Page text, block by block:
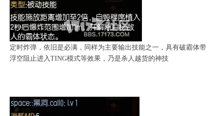
定时炸弹，依旧是必满，同样为主要输出技能之一，具有破霸体带
浮空阻止进入TING模式等效果，乃是杀人越货的神技